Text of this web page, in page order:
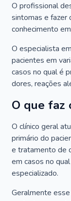
O profissional
sintomas e fazer
conhecimento
O especialista
pacientes em
casos no qual é
dores, reações
O que faz
O clínico geral
primário do
e tratamento de
em casos no
especializado.
Geralmente